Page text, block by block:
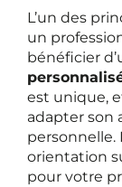
L’un des
un
bénéficier
est unique,
adapter son
personnelle.
orientation
pour votre